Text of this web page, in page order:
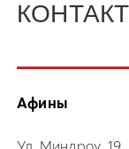
КОНТАКТ
Афины
Ул. Миндроу, 19